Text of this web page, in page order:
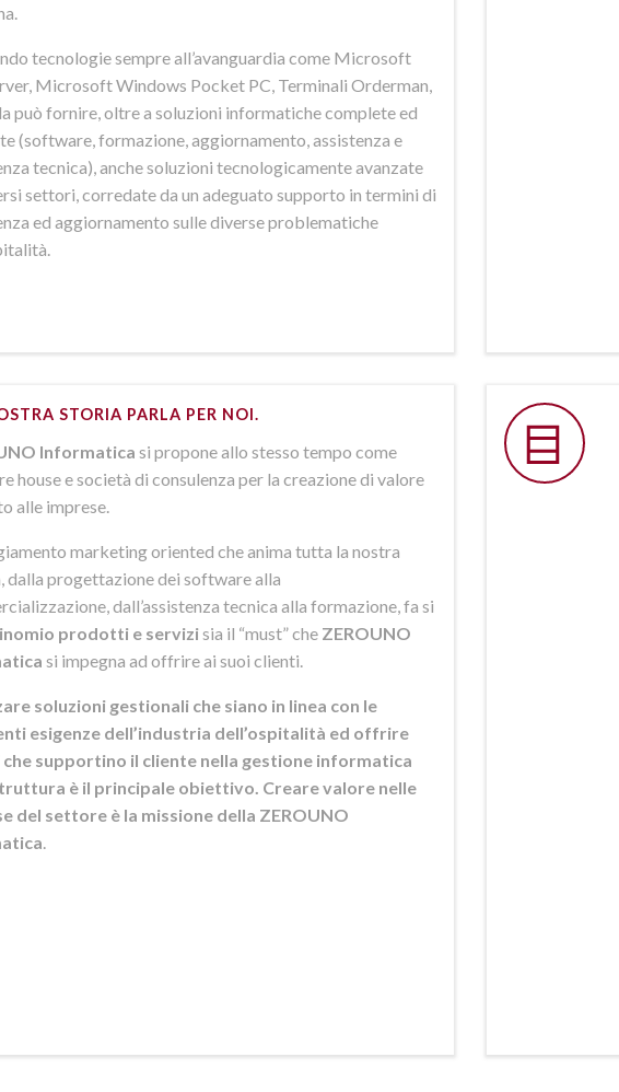
tecnologie sempre all’avanguardia come Microsoft
Microsoft Windows Pocket PC, Terminali Orderman,
può fornire, oltre a soluzioni informatiche complete ed
(software, formazione, aggiornamento, assistenza e
tecnica), anche soluzioni tecnologicamente avanzate
settori, corredate da un adeguato supporto in termini di
ed aggiornamento sulle diverse problematiche
STORIA PARLA PER NOI.
Informatica si propone allo stesso tempo come
house e società di consulenza per la creazione di valore
alle imprese.
marketing oriented che anima tutta la nostra
dalla progettazione dei software alla
dall’assistenza tecnica alla formazione, fa si
prodotti e servizisia il “must” che ZEROUNO
si impegna ad offrire ai suoi clienti.
soluzioni gestionali che siano in linea con le
esigenze dell’industria dell’ospitalità ed offrire
che supportino il cliente nella gestione informatica
è il principale obiettivo. Creare valore nelle
del settore è la missione della ZEROUNO